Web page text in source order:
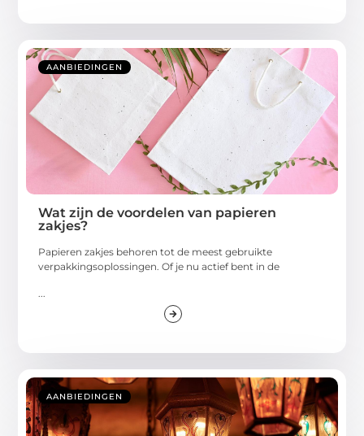
AANBIEDINGEN
Wat zijn de voordelen van papieren
zakjes?
Papieren zakjes behoren tot de meest gebruikte
verpakkingsoplossingen. Of je nu actief bent in de
AANBIEDINGEN